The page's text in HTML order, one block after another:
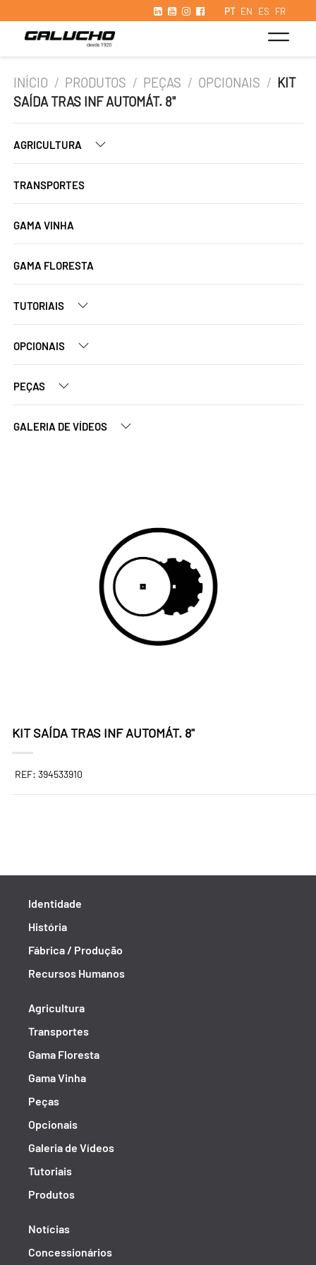
PT EN ES FR
INÍCIO / PRODUTOS / PEÇAS / OPCIONAIS / KIT
SAÍDA TRAS INF AUTOMÁT. 8"
AGRICULTURA
TRANSPORTES
GAMA VINHA
GAMA FLORESTA
TUTORIAIS
OPCIONAIS
PEÇAS
GALERIA DE VÍDEOS
KIT SAÍDA TRAS INF AUTOMÁT. 8"
REF: 394533910
Identidade
História
Fábrica / Produção
Recursos Humanos
Agricultura
Transportes
Gama Floresta
Gama Vinha
Peças
Opcionais
Galeria de Vídeos
Tutoriais
Produtos
Notícias
Concessionários